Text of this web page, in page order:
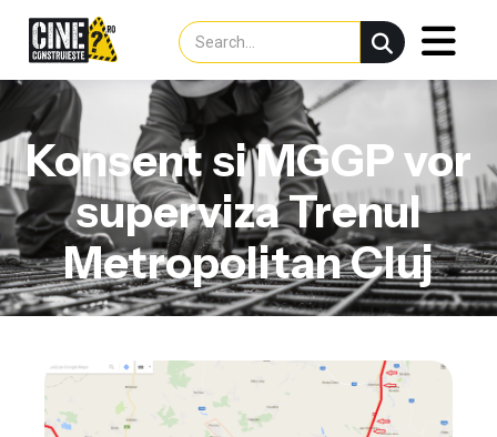
Konsent si MGGP vor
superviza Trenul
Metropolitan Cluj